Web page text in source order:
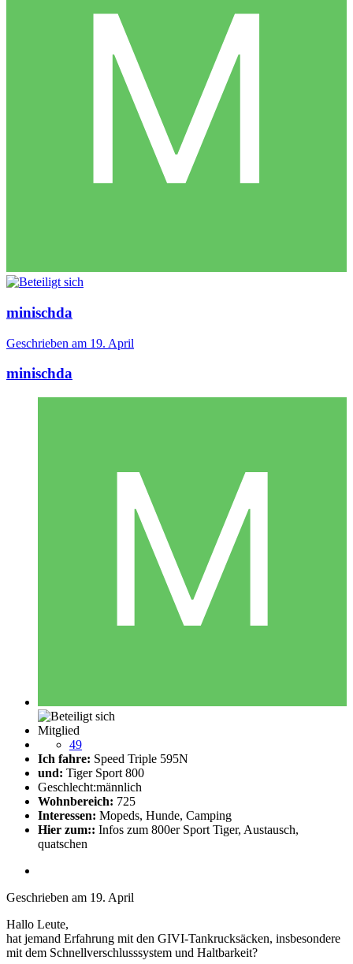
minischda
Geschrieben am 19. April
minischda
Mitglied
49
Ich fahre: Speed Triple 595N
und: Tiger Sport 800
Geschlecht:männlich
Wohnbereich: 725
Interessen: Mopeds, Hunde, Camping
Hier zum:: Infos zum 800er Sport Tiger, Austausch,
quatschen
Geschrieben am 19. April
Hallo Leute,
hat jemand Erfahrung mit den GIVI-Tankrucksäcken, insbesondere
mit dem Schnellverschlusssystem und Haltbarkeit?